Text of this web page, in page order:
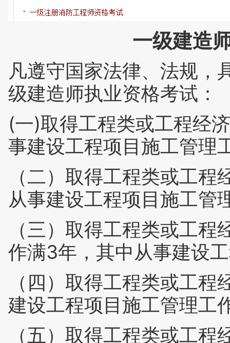
一级建造
凡遵守国家法律、法规，
级建造师执业资格考试：
(一)取得工程类或工程经
事建设工程项目施工管理
（二）取得工程类或工
从事建设工程项目施工管
（三）取得工程类或工
作满3年，其中从事建设
（四）取得工程类或工
建设工程项目施工管理工
（五）取得工程类或工